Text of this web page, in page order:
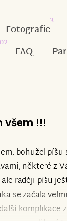
Fotografie
3
FAQ
všem !!!
bohužel píšu
některé z
raději píšu
se začala
komplikace